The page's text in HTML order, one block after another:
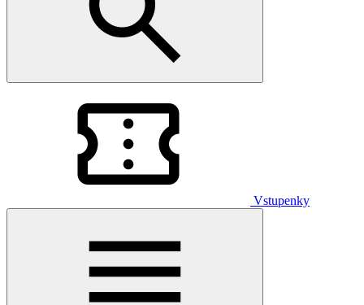
Vstupenky